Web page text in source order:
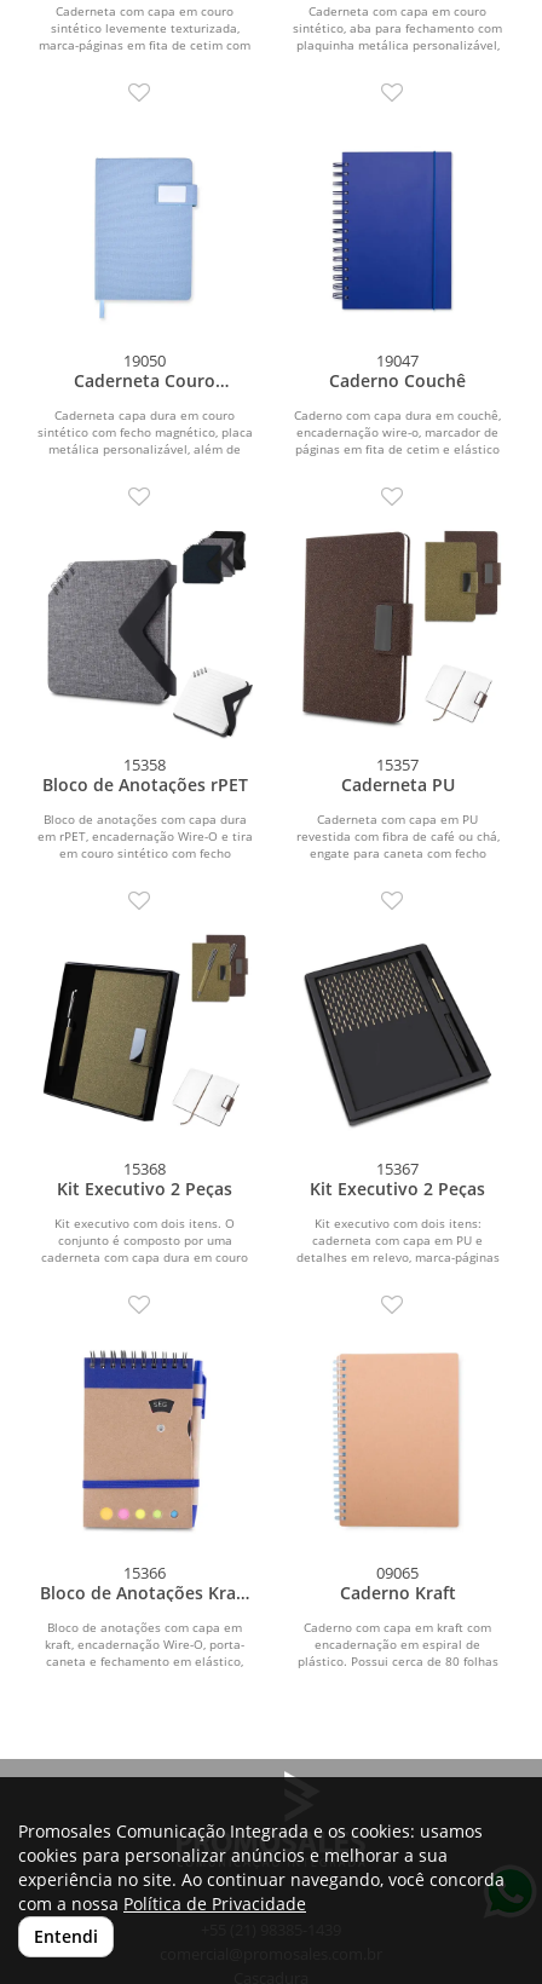
Caderneta com capa em couro
sintético levemente texturizada,
marca-páginas em fita de cetim com
Caderneta com capa em couro
sintético, aba para fechamento com
plaquinha metálica personalizável,
19050
Caderneta Couro
Caderneta capa dura em couro
sintético com fecho magnético, placa
metálica personalizável, além de
19047
Caderno Couchê
Caderno com capa dura em couchê,
encadernação wire-o, marcador de
páginas em fita de cetim e elástico
15358
Bloco de Anotações rPET
Bloco de anotações com capa dura
em rPET, encadernação Wire-O e tira
em couro sintético com fecho
15357
Caderneta PU
Caderneta com capa em PU
revestida com fibra de café ou chá,
engate para caneta com fecho
15368
Kit Executivo 2 Peças
Kit executivo com dois itens. O
conjunto é composto por uma
caderneta com capa dura em couro
15367
Kit Executivo 2 Peças
Kit executivo com dois itens:
caderneta com capa em PU e
detalhes em relevo, marca-páginas
15366
Bloco de Anotações Kraft
Bloco de anotações com capa em
kraft, encadernação Wire-O, porta-
caneta e fechamento em elástico,
09065
Caderno Kraft
Caderno com capa em kraft com
encadernação em espiral de
plástico. Possui cerca de 80 folhas
Promosales Comunicação Integrada e os cookies: usamos
cookies para personalizar anúncios e melhorar a sua
experiência no site. Ao continuar navegando, você concorda
com a nossa Política de Privacidade
Entendi